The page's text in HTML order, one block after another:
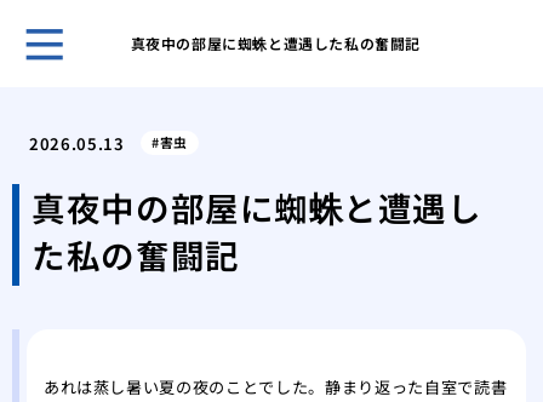
真夜中の部屋に蜘蛛と遭遇した私の奮闘記
バ
2026.05.13 害虫
真夜中の部屋に蜘蛛と遭遇し
た私の奮闘記
あれは蒸し暑い夏の夜のことでした。静まり返った自室で読書